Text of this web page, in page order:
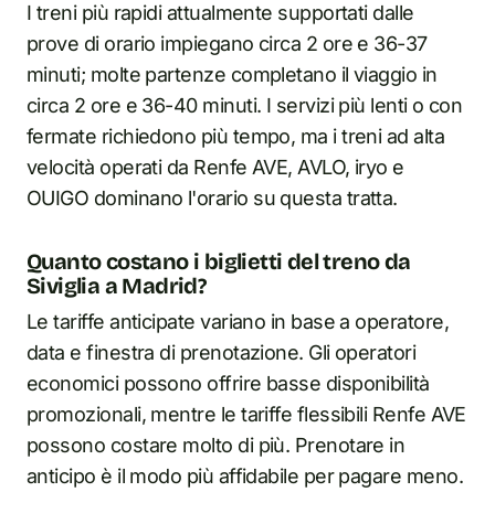
I treni più rapidi attualmente supportati dalle
prove di orario impiegano circa 2 ore e 36-37
minuti; molte partenze completano il viaggio in
circa 2 ore e 36-40 minuti. I servizi più lenti o con
fermate richiedono più tempo, ma i treni ad alta
velocità operati da Renfe AVE, AVLO, iryo e
OUIGO dominano l'orario su questa tratta.
Quanto costano i biglietti del treno da
Siviglia a Madrid?
Le tariffe anticipate variano in base a operatore,
data e finestra di prenotazione. Gli operatori
economici possono offrire basse disponibilità
promozionali, mentre le tariffe flessibili Renfe AVE
possono costare molto di più. Prenotare in
anticipo è il modo più affidabile per pagare meno.